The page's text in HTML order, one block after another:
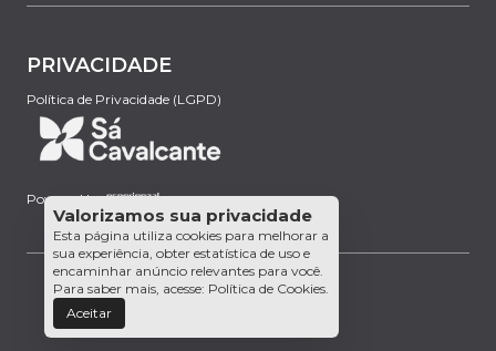
PRIVACIDADE
Política de Privacidade (LGPD)
Powered by:
Valorizamos sua privacidade
Esta página utiliza cookies para melhorar a
sua experiência, obter estatística de uso e
encaminhar anúncio relevantes para você.
Para saber mais, acesse: Política de Cookies.
Aceitar